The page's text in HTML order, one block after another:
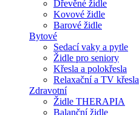
Dřevěné židle
Kovové židle
Barové židle
Bytové
Sedací vaky a pytle
Židle pro seniory
Křesla a polokřesla
Relaxační a TV křesla
Zdravotní
Židle THERAPIA
Balanční židle